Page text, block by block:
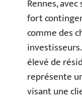
Rennes,
fort
comme des
élevé de
représente
visant une